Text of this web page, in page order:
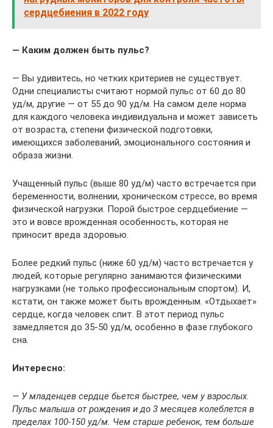
сердцебиения в 2022 году
— Каким должен быть пульс?
— Вы удивитесь, но четких критериев не существует.
Одни специалисты считают нормой пульс от 60 до 80
уд/м, другие — от 55 до 90 уд/м. На самом деле норма
для каждого человека индивидуальна и может зависеть
от возраста, степени физической подготовки,
имеющихся заболеваний, эмоционального состояния и
образа жизни.
Учащенный пульс (выше 80 уд/м) часто встречается при
беременности, волнении, хроническом стрессе, во время
физической нагрузки. Порой быстрое сердцебиение —
это и вовсе врожденная особенность, которая не
приносит вреда здоровью.
Более редкий пульс (ниже 60 уд/м) часто встречается у
людей, которые регулярно занимаются физическими
нагрузками (не только профессиональным спортом). И,
кстати, он также может быть врожденным. «Отдыхает»
сердце, когда человек спит. В этот период пульс
замедляется до 35-50 уд/м, особенно в фазе глубокого
сна.
Интересно:
— У младенцев сердце бьется быстрее, чем у взрослых.
Пульс малыша от рождения и до 3 месяцев колеблется в
пределах 100-150 уд/м. Чем старше ребенок, тем больше